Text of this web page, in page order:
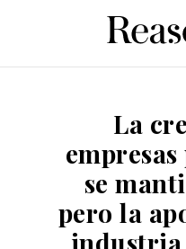
La
se
pero la
industria